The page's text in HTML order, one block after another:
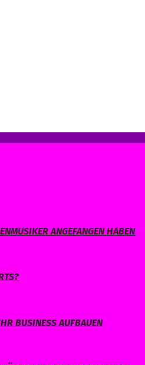
ANGEFANGEN HABEN
BUSINESS AUFBAUEN